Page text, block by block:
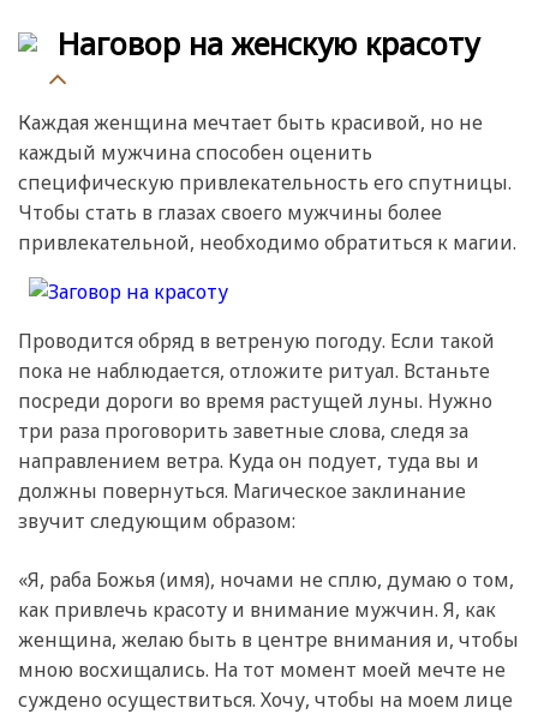
Наговор на женскую красоту
Каждая женщина мечтает быть красивой, но не
каждый мужчина способен оценить
специфическую привлекательность его спутницы.
Чтобы стать в глазах своего мужчины более
привлекательной, необходимо обратиться к магии.
Проводится обряд в ветреную погоду. Если такой
пока не наблюдается, отложите ритуал. Встаньте
посреди дороги во время растущей луны. Нужно
три раза проговорить заветные слова, следя за
направлением ветра. Куда он подует, туда вы и
должны повернуться. Магическое заклинание
звучит следующим образом:
«Я, раба Божья (имя), ночами не сплю, думаю о том,
как привлечь красоту и внимание мужчин. Я, как
женщина, желаю быть в центре внимания и, чтобы
мною восхищались. На тот момент моей мечте не
суждено осуществиться. Хочу, чтобы на моем лице